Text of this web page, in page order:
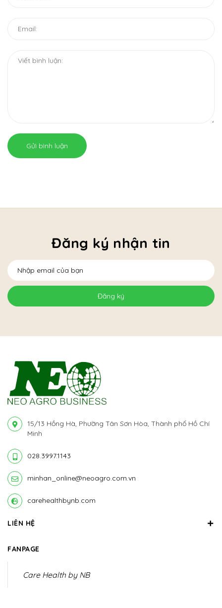
Gửi bình luận
Đăng ký nhận tin
Đăng ký
15/13 Hồng Hà, Phường Tân Sơn Hòa, Thành phố Hồ Chí
Minh
028.3997.1143
minhan_online@neoagro.com.vn
carehealthbynb.com
LIÊN HỆ
FANPAGE
Care Health by NB